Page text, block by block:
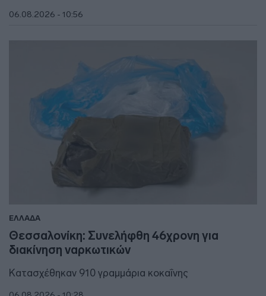
06.08.2026 - 10:56
ΕΛΛΑΔΑ
Θεσσαλονίκη: Συνελήφθη 46χρονη για
διακίνηση ναρκωτικών
Κατασχέθηκαν 910 γραμμάρια κοκαΐνης